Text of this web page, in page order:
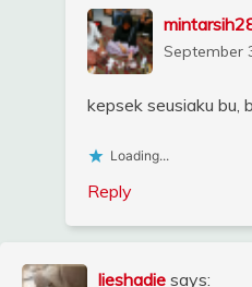
September
kepsek seusiaku bu,
Loading...
Reply
lieshadie says: